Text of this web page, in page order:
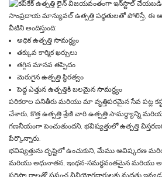
సాంప్రదాయ మాన్యువల్ ఉత్పత్తి పద్ధతులతో పోలిస్తే, ఈ
వీటిని అందిస్తుంది:
అధిక ఉత్పత్తి సామర్థ్యం
తక్కువ కార్మిక ఖర్చులు
తగ్గిన మానవ తప్పిదం
మెరుగైన ఉత్పత్తి స్థిరత్వం
పెద్ద ఎత్తున ఉత్పత్తికి బలమైన సామర్థ్యం
పరికరాల పనితీరు మరియు మా వృత్తిపరమైన సేవ పట్ల
చేశారు, కొత్త ఉత్పత్తి శ్రేణి వారి ఉత్పత్తి సామర్థ్యాన్ని
గణనీయంగా పెంచుతుందని, భవిష్యత్తులో ఉత్పత్తి
పేర్కొన్నారు.
భవిష్యత్తును దృష్టిలో ఉంచుకుని, మేము ఆవిష్కరణ
మరియు అధునాతన, ఇంధన-సమర్థవంతమైన మరియు